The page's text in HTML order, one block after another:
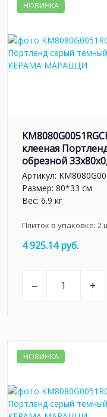
НОВИНКА
клееная
обрезной
Артикул:
Размер: 80*33 см
Вес: 6.9 кг
Плиток в упаковке: 2
4 925.14 руб.
– +
НОВИНКА